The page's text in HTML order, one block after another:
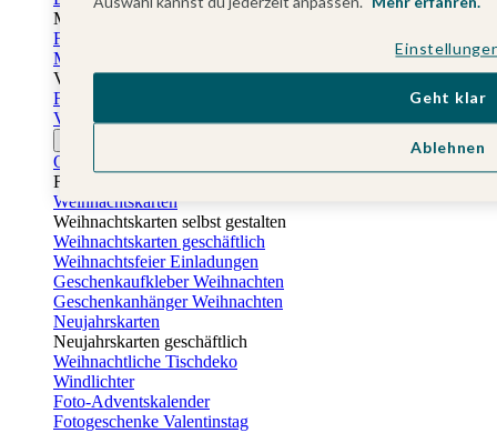
Muttertag
Fotogeschenke Muttertag
Muttertagskarten
Vatertag
Fotogeschenke Vatertag
Vatertagskarten
Osterkarten
Fotogeschenke zu Ostern
Weihnachtskarten
Weihnachtskarten selbst gestalten
Weihnachtskarten geschäftlich
Weihnachtsfeier Einladungen
Geschenkaufkleber Weihnachten
Geschenkanhänger Weihnachten
Neujahrskarten
Neujahrskarten geschäftlich
Weihnachtliche Tischdeko
Windlichter
Foto-Adventskalender
Fotogeschenke Valentinstag
Ablehnen
Geht klar